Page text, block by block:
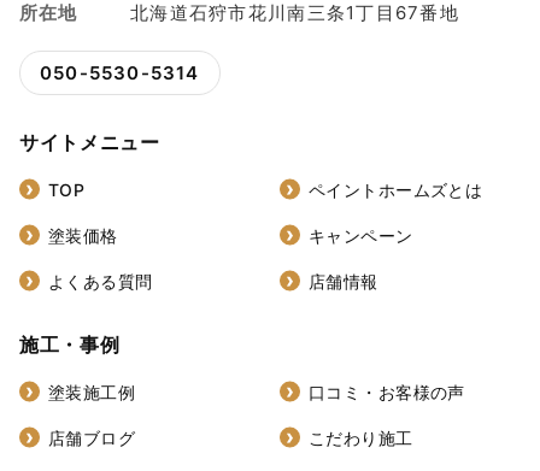
所在地
北海道石狩市花川南三条1丁目67番地
050-5530-5314
サイトメニュー
TOP ペイントホームズとは
塗装価格 キャンペーン
よくある質問 店舗情報
施工・事例
塗装施工例 口コミ・お客様の声
店舗ブログ こだわり施工